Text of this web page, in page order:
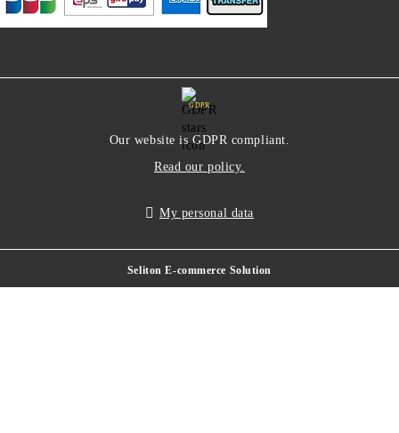
GDPR
Our website is GDPR compliant.
Read our policy.
My personal data
Seliton E-commerce Solution